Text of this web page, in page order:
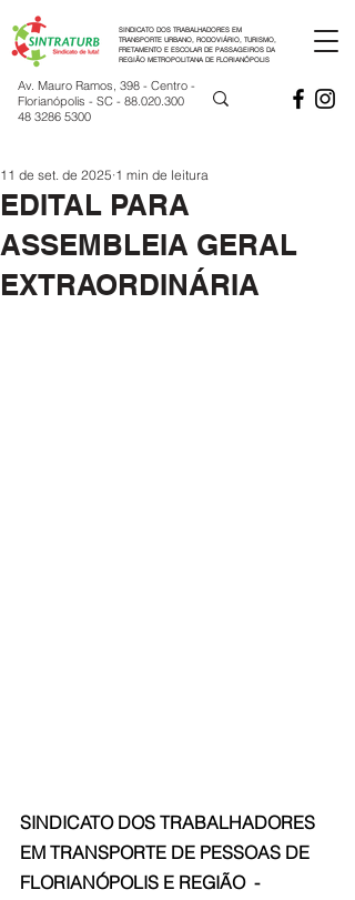
SINDICATO DOS TRABALHADORES EM
TRANSPORTE URBANO, RODOVIÁRIO, TURISMO,
FRETAMENTO E ESCOLAR DE PASSAGEIROS DA
REGIÃO METROPOLITANA DE FLORIANÓPOLIS
Av. Mauro Ramos, 398 - Centro -
Florianópolis - SC - 88.020.300
48 3286 5300
EDITAL PARA
ASSEMBLEIA GERAL
EXTRAORDINÁRIA
11 de set. de 2025 1 min de leitura
SINDICATO DOS TRABALHADORES
EM TRANSPORTE DE PESSOAS DE
FLORIANÓPOLIS E REGIÃO  -